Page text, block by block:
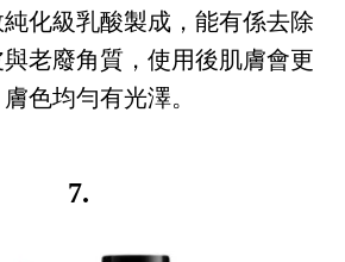
化級乳酸製成，能有係去除
老廢角質，使用後肌膚會更
色均勻有光澤。
7.